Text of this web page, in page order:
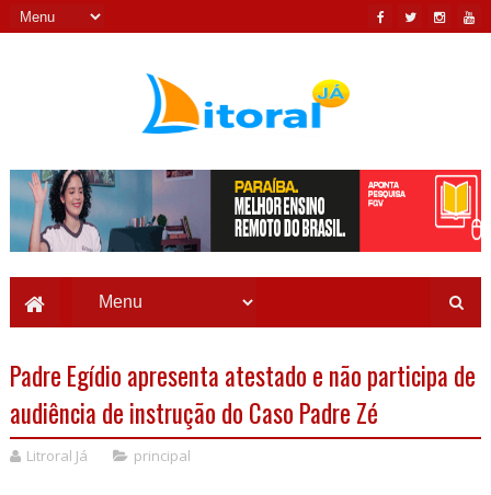
Padre Egídio apresenta atestado e não participa de
audiência de instrução do Caso Padre Zé
Litroral Já principal